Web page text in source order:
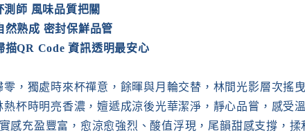
師 風味品質把關
然熟成 密封保鮮品管
描QR Code 資訊透明最安心
零，獨處時來杯禪意，餘暉與月輪交替，林間光影層次搖
熱杯時明亮香濃，嬗遞成涼後光華潔淨，靜心品嘗，感受
感充盈豐富，愈涼愈強烈、酸值浮現，尾韻甜感支撐，揉